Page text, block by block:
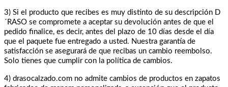
3) Si el producto que recibes es muy distinto de su descripción D
´RASO se compromete a aceptar su devolución antes de que el
pedido finalice, es decir, antes del plazo de 10 días desde el día
que el paquete fue entregado a usted. Nuestra garantía de
satisfacción se asegurará de que recibas un cambio reembolso.
Solo tienes que cumplir con la política de cambios.
4) drasocalzado.com no admite cambios de productos en zapatos